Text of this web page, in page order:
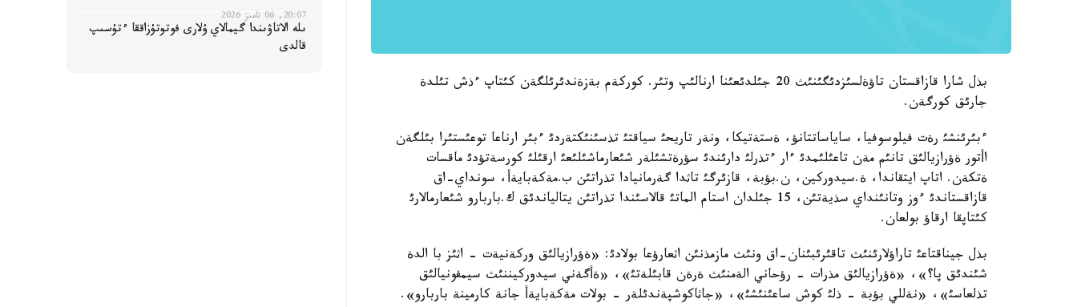
بذل شارا قازاقستان تاؤةلسئزدئگئنئث 20 جئلدئعئنا ارنالئپ وتئر. كوركةم بةزةندئرئلگةن كئتاپ ءذش تئلدة
جارئق كورگةن.
ءبئرئنشئ رةت فيلوسوفيا، ساياساتتانؤ، ةستةتيكا، ونةر تاريحئ سياقتئ تذسئنئكتةردئ ءبئر ارناعا توعئستئرا بئلگةن
اأتور ةؤرازيالئق تانئم مةن تاعئلئمدئ ءار ءتذرلئ دارئندئ سؤرةتشئلةر شئعارماشئلئعئ ارقئلئ كورسةتؤدئ ماقسات
ةتكةن. اتاپ ايتقاندا، ة.سيدوركين، ن.بؤبة، قازئرگئ تاثدا گةرمانيادا تذراتئن ب.مةكةبايةأ، سونداي-اق
قازاقستاندئ ءوز وتانئنداي سذيةتئن، 15 جئلدان استام الماتئ قالاسئندا تذراتئن يتالياندئق ك.باربارو شئعارمالارئ
كئتاپقا ارقاؤ بولعان.
بذل جيناقتاعئ تاراؤلارئنئث تاقئرئبئنان-اق ونئث مازمذنئن اثعارؤعا بولادئ: «ةؤرازيالئق وركةنيةت - اثئز با الدة
شئندئق پا؟»، «ةؤرازيالئق مذرات - رؤحاني الةمنئث ةرةن قابئلةتئ»، «ةأگةني سيدوركيننئث سيمفونيالئق
تذلعاسئ»، «نةللي بؤبة - ذلئ كوش ساعئنئشئ»، «جاثاكوشپةندئلةر - بولات مةكةبايةأ جانة كارمينة باربارو».
20:07, 06 تامىز 2026
ىلە الاتاۋىندا گيمالاي ۇلارى فوتوتۇزاققا ءتۇسىپ
قالدى